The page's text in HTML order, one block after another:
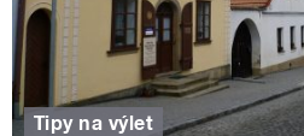
Tipy na výlet